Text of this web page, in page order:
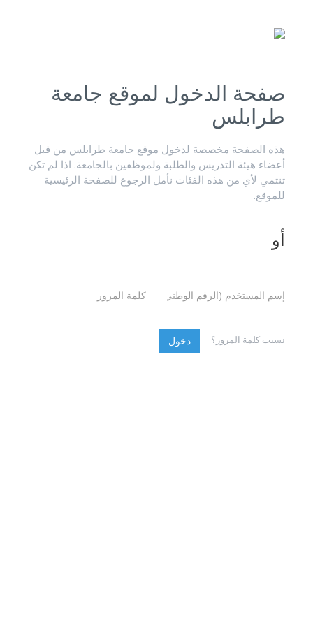
صفحة الدخول لموقع جامعة
طرابلس
هذه الصفحة مخصصة لدخول موقع جامعة طرابلس من قبل
أعضاء هيئة التدريس والطلبة ولموظفين بالجامعة. اذا لم تكن
تنتمي لأي من هذه الفئات نأمل الرجوع للصفحة الرئيسية
للموقع.
أو
نسيت كلمة المرور؟ دخول